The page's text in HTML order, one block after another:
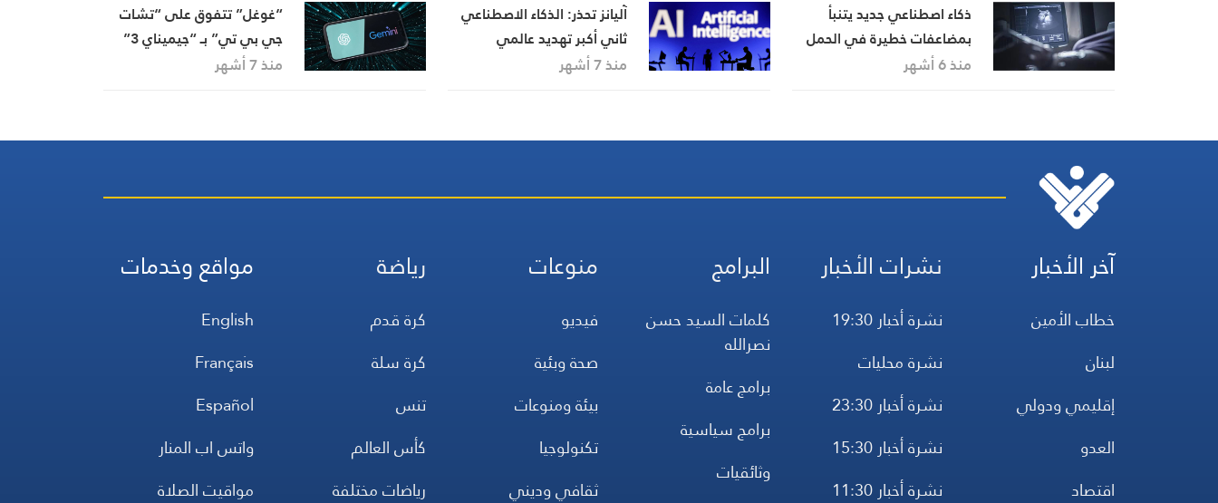
ذكاء اصطناعي جديد يتنبأ
بمضاعفات خطيرة في الحمل
بدقة عالية
منذ 6 أشهر
آليانز تحذر: الذكاء الاصطناعي
ثاني أكبر تهديد عالمي
للشركات
منذ 7 أشهر
“غوغل” تتفوق على “تشات
جي بي تي” بـ “جيميناي 3”
وتحسم السباق
منذ 7 أشهر
آخر الأخبار
خطاب الأمين
لبنان
إقليمي ودولي
العدو
اقتصاد
نشرات الأخبار
نشرة أخبار 19:30
نشرة محليات
نشرة أخبار 23:30
نشرة أخبار 15:30
نشرة أخبار 11:30
البرامج
كلمات السيد حسن
نصرالله
برامج عامة
برامج سياسية
وثائقيات
منوعات
فيديو
صحة وبئية
بيئة ومنوعات
تكنولوجيا
ثقافي وديني
رياضة
كرة قدم
كرة سلة
تنس
كأس العالم
رياضات مختلفة
مواقع وخدمات
English
Français
Español
واتس اب المنار
مواقيت الصلاة